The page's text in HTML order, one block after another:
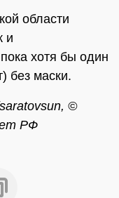
области
и
хотя бы один
без маски.
©
РФ